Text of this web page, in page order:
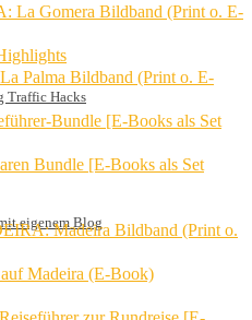
Traffic Hacks
eigenem Blog
La Gomera Bildband (Print o. E-
Palma Bildband (Print o. E-
Bundle [E-Books als Set
Bundle [E-Books als Set
Madeira Bildband (Print o.
Madeira (E-Book)